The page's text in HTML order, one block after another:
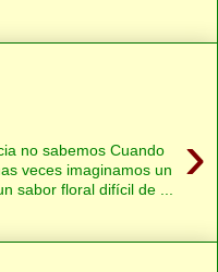
›
no sabemos Cuando
veces imaginamos un
sabor floral difícil de ...